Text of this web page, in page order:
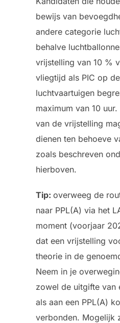
bewijs van
andere categorie
behalve
vrijstelling van 10 %
vliegtijd als PIC op
luchtvaartuigen
maximum van 10
van de vrijstelling
dienen ten behoeve
zoals beschreven
hierboven.
Tip: overweeg de
naar PPL(A) via het
moment (voorjaar
dat een vrijstelling
theorie in de
Neem in je
zowel de uitgifte van
als aan een PPL(A)
verbonden. Mogelijk